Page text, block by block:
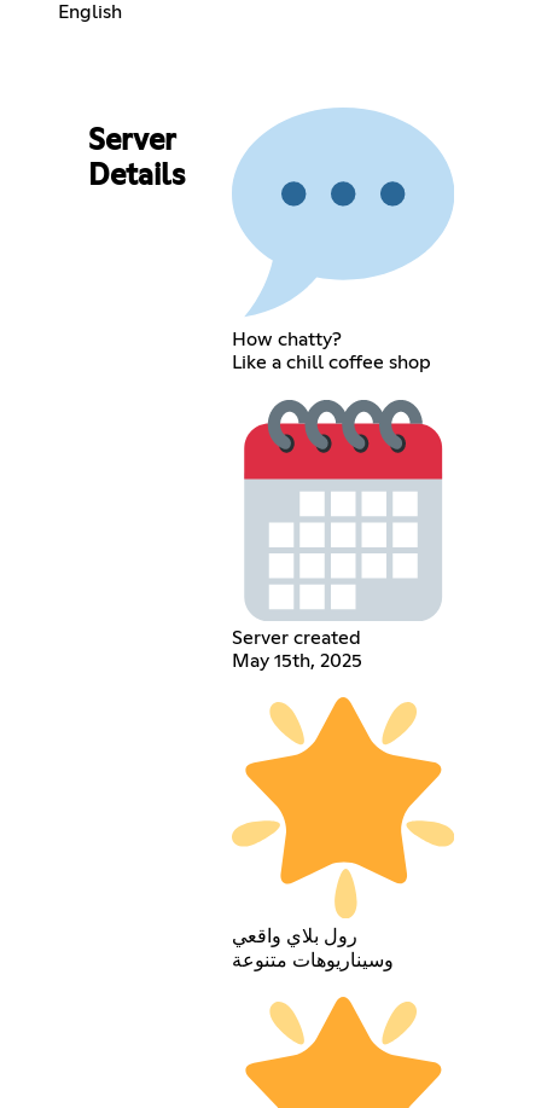
English
Server
Details
How chatty?
Like a chill coffee shop
Server created
May 15th, 2025
رول بلاي واقعي
وسيناريوهات متنوعة